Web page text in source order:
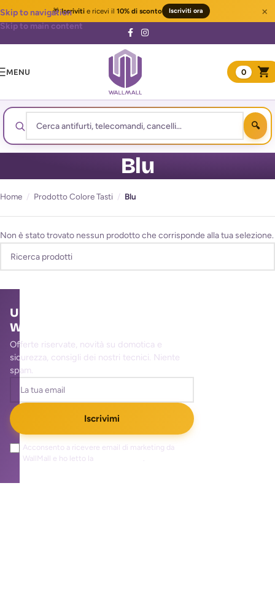
🎁Iscrivitie ricevi il 10% di sconto Iscriviti ora ×
Skip to navigation
Skip to main content
MENU 0
Blu
Home / Prodotto Colore Tasti / Blu
Non è stato trovato nessun prodotto che corrisponde alla tua selezione.
Unisciti alla community
WallMall
Offerte riservate, novità su domotica e
sicurezza, consigli dei nostri tecnici. Niente
spam.
Iscrivimi
Acconsento a ricevere email di marketing da
WallMall e ho letto la
.